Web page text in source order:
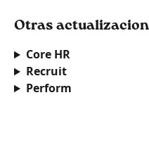
Otras
Core HR
Recruit
Perform